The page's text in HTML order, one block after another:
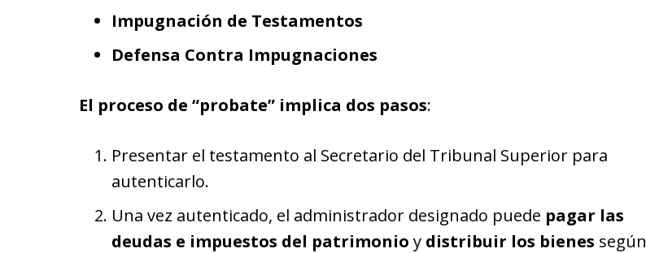
Impugnación de Testamentos
Defensa Contra Impugnaciones
El proceso de “probate” implica dos pasos:
Presentar el testamento al Secretario del Tribunal Superior para
autenticarlo.
Una vez autenticado, el administrador designado puede pagar las
deudas e impuestos del patrimonio y distribuir los bienes según